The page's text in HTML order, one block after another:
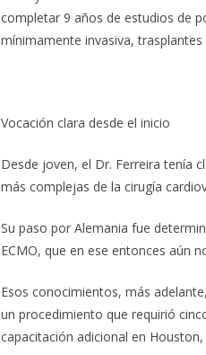
completar 9 años de estudios de
mínimamente invasiva,
Vocación clara desde el inicio
Desde joven, el Dr. Ferreira tenía
más complejas de la cirugía
Su paso por Alemania fue
ECMO, que en ese entonces aún
Esos conocimientos, más
un procedimiento que requirió
capacitación adicional en Houston,